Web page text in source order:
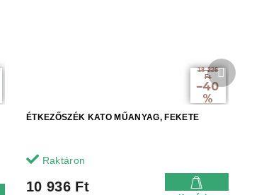
18 226
Ft
–40
%
ÉTKEZŐSZÉK KATO MŰANYAG, FEKETE
Raktáron
10 936 Ft
termék